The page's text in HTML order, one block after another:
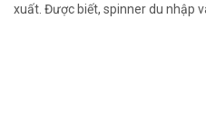
xuất. Được biết, spinner du nhập